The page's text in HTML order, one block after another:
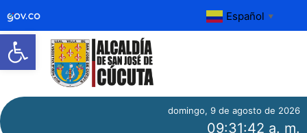
Abrir barra de herramientas
Español ▼
domingo, 9 de agosto de 2026
09:31:42 a. m.